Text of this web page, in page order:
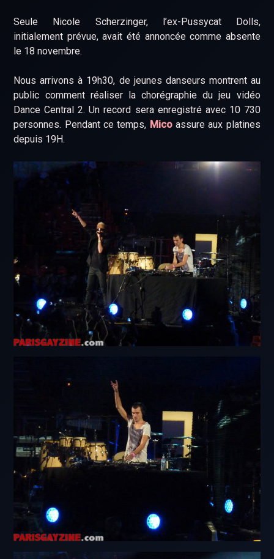
Seule Nicole Scherzinger, l’ex-Pussycat Dolls,
initialement prévue, avait été annoncée comme absente
le 18 novembre.
Nous arrivons à 19h30, de jeunes danseurs montrent au
public comment réaliser la chorégraphie du jeu vidéo
Dance Central 2. Un record sera enregistré avec 10 730
personnes. Pendant ce temps, Micoassure aux platines
depuis 19H.